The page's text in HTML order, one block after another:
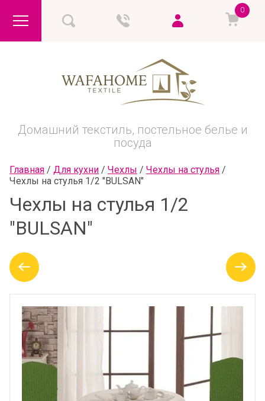
0
Домашний текстиль, постельное белье и
посуда
Главная / Для кухни / Чехлы / Чехлы на стулья
Чехлы на стулья 1/2 "BULSAN"
Чехлы на стулья 1/2
"BULSAN"